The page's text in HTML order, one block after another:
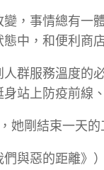
，事情總有一
中，和便利商
人群服務溫度
站上防疫前線
她剛結束一天的
與惡的距離》